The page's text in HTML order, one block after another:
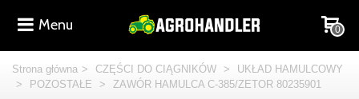
Menu 0
Strona główna > CZĘŚCI DO CIĄGNIKÓW >
UKŁAD HAMULCOWY
>
POZOSTAŁE > ZAWÓR HAMULCA C-385/ZETOR 80235901